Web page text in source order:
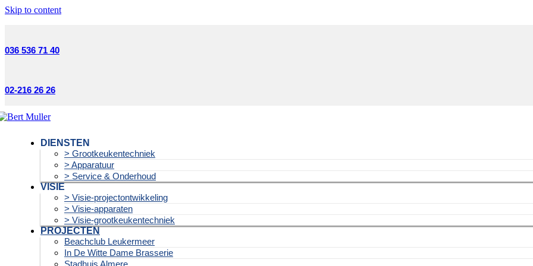
Skip to content
036 536 71 40
02-216 26 26
DIENSTEN
> Grootkeukentechniek
> Apparatuur
> Service & Onderhoud
VISIE
> Visie-projectontwikkeling
> Visie-apparaten
> Visie-grootkeukentechniek
PROJECTEN
Beachclub Leukermeer
In De Witte Dame Brasserie
Stadhuis Almere